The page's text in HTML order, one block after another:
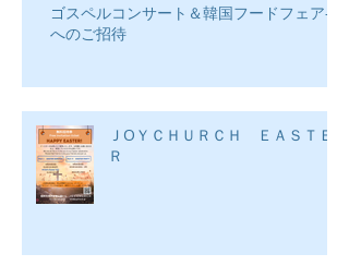
ゴスペルコンサート＆韓国フードフェア―
へのご招待
ＪOＹＣＨＵＲＣＨ ＥＡＳＴＥ
Ｒ